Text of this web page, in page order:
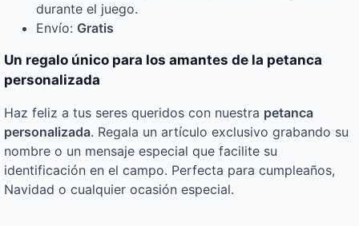
durante el juego.
Envío: Gratis
Un regalo único para los amantes de la petanca
personalizada
Haz feliz a tus seres queridos con nuestra petanca
personalizada. Regala un artículo exclusivo grabando su
nombre o un mensaje especial que facilite su
identificación en el campo. Perfecta para cumpleaños,
Navidad o cualquier ocasión especial.